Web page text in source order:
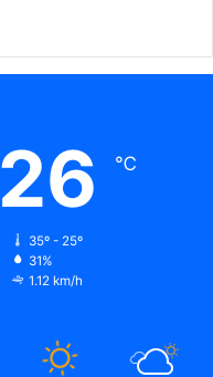
26 ℃
35º - 25º
31%
1.12 km/h